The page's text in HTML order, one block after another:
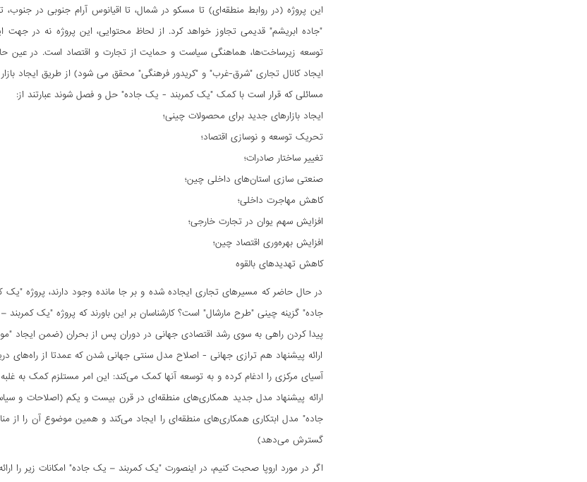
این پروژه (در روابط منطقه‌ای) تا مسکو در شمال، تا اقیانوس آرام جنوبی در
"جاده ابریشم" قدیمی تجاوز خواهد کرد. از لحاظ محتوایی، این پروژه نه در
توسعه زیرساخت‌ها، هماهنگی سیاست و حمایت از تجارت و اقتصاد است. در عین
ایجاد کانال تجاری "شرق-غرب" و "کریدور فرهنگی" محقق می شود) از طریق ایجاد
مسائلی که قرار است با کمک "یک کمربند - یک جاده" حل و فصل شوند عبارتند از:
ایجاد بازارهای جدید برای محصولات چینی؛
تحریک توسعه و نوسازی اقتصاد؛
تغییر ساختار صادرات؛
صنعتی سازی استان‌های داخلی چین؛
کاهش مهاجرت داخلی؛
افزایش سهم یوان در تجارت خارجی؛
افزایش بهره‌وری اقتصاد چین؛
کاهش تهدیدهای بالقوه
در حال حاضر که مسیرهای تجاری ایجاده شده و بر جا مانده وجود دارند، پروژه
جاده" گزینه چینی "طرح مارشال" است؟ کارشناسان بر این باورند که پروژه "یک
پیدا کردن راهی به سوی رشد اقتصادی جهانی در دوران پس از بحران (ضمن ایجاد
ارائه پیشنهاد هم ترازی جهانی - اصلاح مدل سنتی جهانی شدن که عمدتا از
آسیای مرکزی را ادغام کرده و به توسعه آنها کمک می‌کند: این امر مستلزم کمک
ارائه پیشنهاد مدل جدید همکاری‌های منطقه‌ای در قرن بیست و یکم (اصلاحات و
جاده" مدل ابتکاری همکاری‌های منطقه‌ای را ایجاد می‌کند و همین موضوع آن را از
گسترش می‌دهد)
اگر در مورد اروپا صحبت کنیم، در اینصورت "یک کمربند – یک جاده" امکانات زیر را